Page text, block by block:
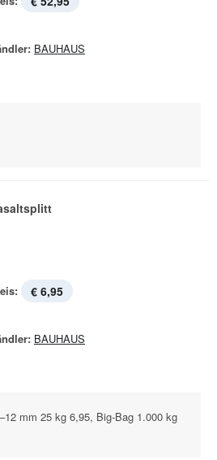
BAUHAUS
€ 6,95
BAUHAUS
mm 25 kg 6,95, Big-Bag 1.000 kg